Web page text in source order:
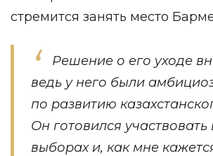
стремится занять место
Решение о его уходе
ведь у него были
по развитию
Он готовился участвовать
выборах и, как мне